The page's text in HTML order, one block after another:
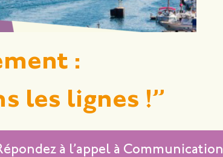
:
les lignes !”
à l’appel à Communication